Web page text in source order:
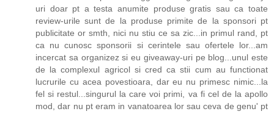
uri doar pt a testa anumite produse gratis sau ca toate
review-urile sunt de la produse primite de la sponsori pt
publicitate or smth, nici nu stiu ce sa zic...in primul rand, pt
ca nu cunosc sponsorii si cerintele sau ofertele lor...am
incercat sa organizez si eu giveaway-uri pe blog...unul este
de la complexul agricol si cred ca stii cum au functionat
lucrurile cu acea povestioara, dar eu nu primesc nimic...la
fel si restul...singurul la care voi primi, va fi cel de la apollo
mod, dar nu pt eram in vanatoarea lor sau ceva de genu' pt